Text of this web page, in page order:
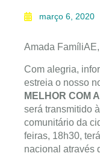
março 6, 2020
Amada FamíliAE,
Com alegria,
estreia o nosso
MELHOR COM
será transmitido
comunitário da
feiras, 18h30,
nacional através